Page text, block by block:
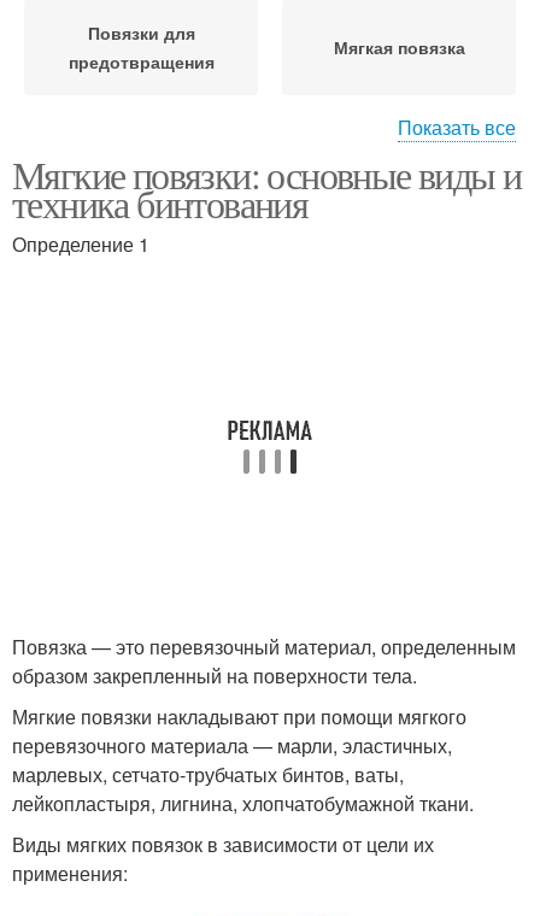
Повязки для
предотвращения
Мягкая повязка
бинтования
Бинтовые повязки
Показать все
Мягкие повязки: основные виды и
техника бинтования
Определение 1
Повязка — это перевязочный материал, определенным
образом закрепленный на поверхности тела.
Мягкие повязки накладывают при помощи мягкого
перевязочного материала — марли, эластичных,
марлевых, сетчато-трубчатых бинтов, ваты,
лейкопластыря, лигнина, хлопчатобумажной ткани.
Виды мягких повязок в зависимости от цели их
применения: